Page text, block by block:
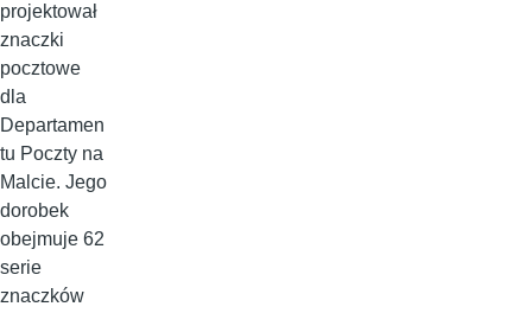
projektował
znaczki
pocztowe
dla
Departamen
tu Poczty na
Malcie. Jego
dorobek
obejmuje 62
serie
znaczków